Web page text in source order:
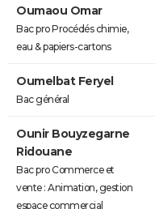
Oumaou Omar
Bac pro Procédés chimie,
eau & papiers-cartons
Oumelbat Feryel
Bac général
Ounir Bouyzegarne
Ridouane
Bac pro Commerce et
vente : Animation, gestion
espace commercial